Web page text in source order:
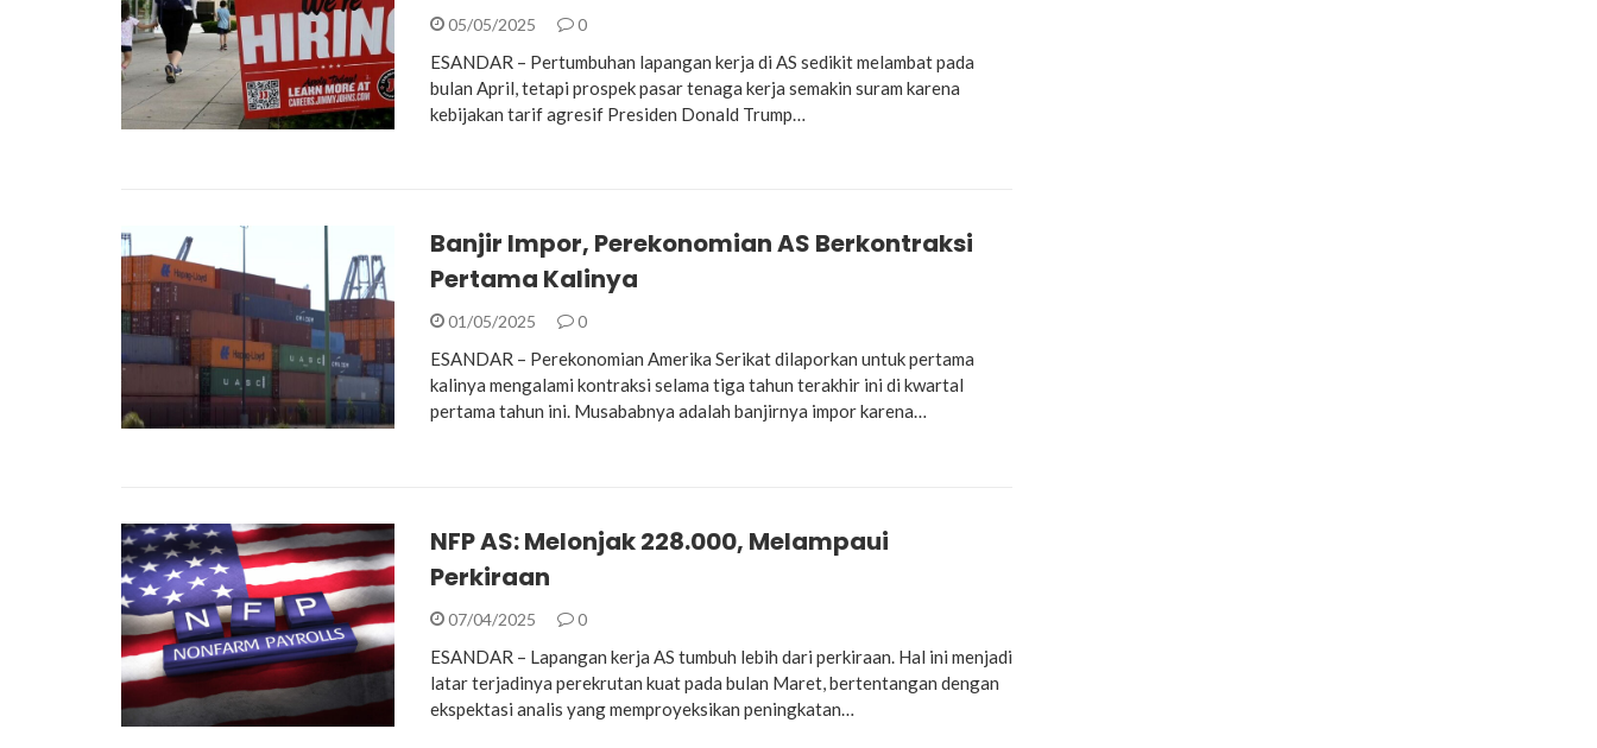
05/05/2025 0
ESANDAR – Pertumbuhan lapangan kerja di AS sedikit melambat pada
bulan April, tetapi prospek pasar tenaga kerja semakin suram karena
kebijakan tarif agresif Presiden Donald Trump…
Banjir Impor, Perekonomian AS Berkontraksi
Pertama Kalinya
01/05/2025 0
ESANDAR – Perekonomian Amerika Serikat dilaporkan untuk pertama
kalinya mengalami kontraksi selama tiga tahun terakhir ini di kwartal
pertama tahun ini. Musababnya adalah banjirnya impor karena…
NFP AS: Melonjak 228.000, Melampaui
Perkiraan
07/04/2025 0
ESANDAR – Lapangan kerja AS tumbuh lebih dari perkiraan. Hal ini menjadi
latar terjadinya perekrutan kuat pada bulan Maret, bertentangan dengan
ekspektasi analis yang memproyeksikan peningkatan…